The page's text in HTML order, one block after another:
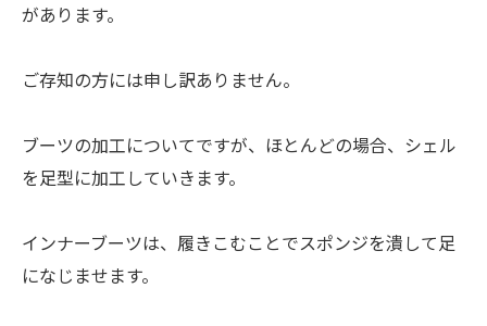
があります。
ご存知の方には申し訳ありません。
ブーツの加工についてですが、ほとんどの場合、シェル
を足型に加工していきます。
インナーブーツは、履きこむことでスポンジを潰して足
になじませます。